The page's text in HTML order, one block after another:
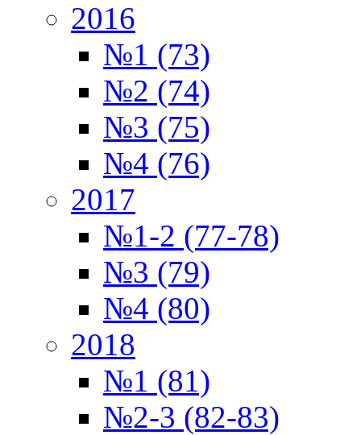
2016
№1 (73)
№2 (74)
№3 (75)
№4 (76)
2017
№1-2 (77-78)
№3 (79)
№4 (80)
2018
№1 (81)
№2-3 (82-83)